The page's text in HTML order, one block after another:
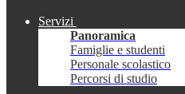
Servizi
Panoramica
Famiglie e studenti
Personale scolastico
Percorsi di studio